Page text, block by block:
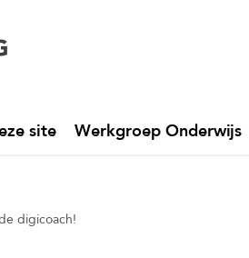
site Werkgroep Onderwijs
digicoach!